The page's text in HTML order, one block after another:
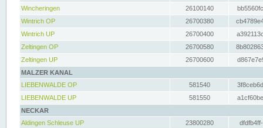
Wincheringen
26100140
Wintrich OP
26700380
Wintrich UP
26700400
Zeltingen OP
26700580
Zeltingen UP
26700600
MALZER KANAL
LIEBENWALDE OP
581540
LIEBENWALDE UP
581550
NECKAR
Aldingen Schleuse UP
23800280